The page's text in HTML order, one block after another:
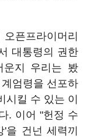
픈프라이머리
대통령의 권한
운지 우리는 봤
엄령을 선포하
킬 수 있는 이
. 이어 "헌정 수
을 건넌 세력끼